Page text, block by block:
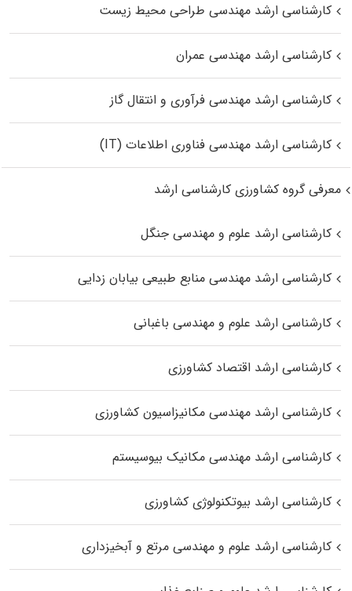
کارشناسی ارشد مهندسی طراحی محیط زیست
کارشناسی ارشد مهندسی عمران
کارشناسی ارشد مهندسی فرآوری و انتقال گاز
کارشناسی ارشد مهندسی فناوری اطلاعات (IT)
معرفی گروه کشاورزی کارشناسی ارشد
کارشناسی ارشد علوم و مهندسی جنگل
کارشناسی ارشد مهندسی منابع طبیعی بیابان زدایی
کارشناسی ارشد علوم و مهندسی باغبانی
کارشناسی ارشد اقتصاد کشاورزی
کارشناسی ارشد مهندسی مکانیزاسیون کشاورزی
کارشناسی ارشد مهندسی مکانیک بیوسیستم
کارشناسی ارشد بیوتکنولوژی کشاورزی
کارشناسی ارشد علوم و مهندسی مرتع و آبخیزداری